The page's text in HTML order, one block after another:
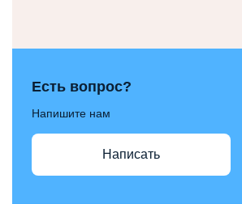
Есть вопрос?
Напишите нам
Написать